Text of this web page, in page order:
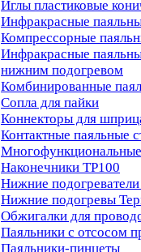
Иглы пластиковые
Инфракрасные
Компрессорные
Инфракрасные
нижним подогревом
Комбинированные
Сопла для пайки
Коннекторы для
Контактные паяльные
Наконечники TP100
Нижние подогреватели
Нижние подогревы
Обжигалки для
Паяльники с отсосом
Паяльники-пинцеты